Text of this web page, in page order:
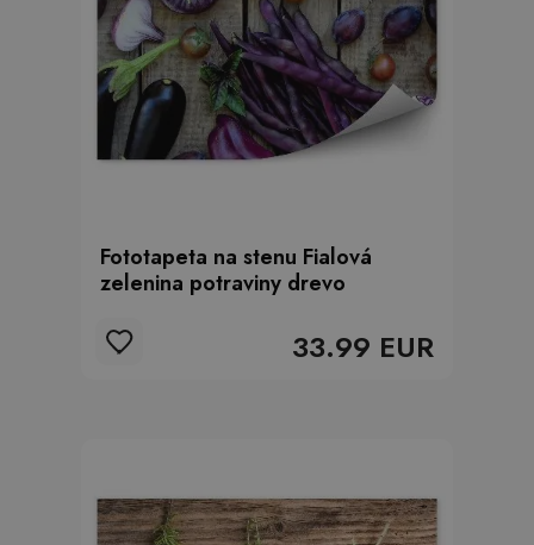
Fototapeta na stenu Fialová
zelenina potraviny drevo
33.99 EUR